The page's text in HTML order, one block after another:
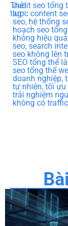
Thẻ
tag:
audit seo tổng
lược content
seo, hệ thống
hoạch seo
không hiệu quả
seo, search
seo không lên
SEO tổng thể
seo tổng thể
doanh nghiệp,
tự nhiên, tối ưu
trải nghiệm
không có traffic